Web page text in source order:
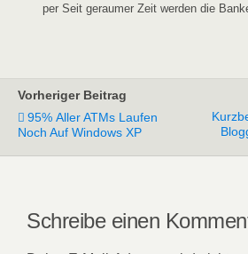
per Seit gerau­mer Zeit wer­den die
Vorheriger Beitrag
95% Aller ATMs Laufen
Noch Auf Windows XP
Schreibe einen